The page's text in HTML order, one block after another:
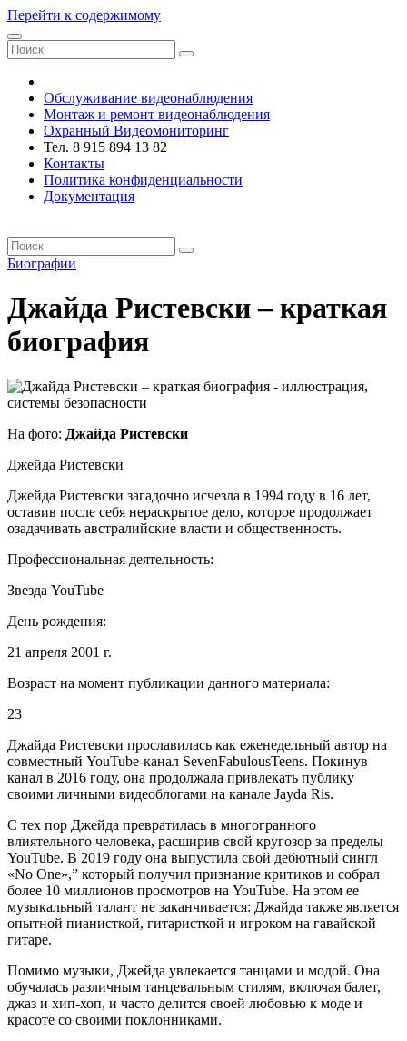
Перейти к содержимому
Обслуживание видеонаблюдения
Монтаж и ремонт видеонаблюдения
Охранный Видеомониторинг
Тел. 8 915 894 13 82
Контакты
Политика конфиденциальности
Документация
Биографии
Джайда Ристевски – краткая
биография
На фото: Джайда Ристевски
Джейда Ристевски
Джейда Ристевски загадочно исчезла в 1994 году в 16 лет,
оставив после себя нераскрытое дело, которое продолжает
озадачивать австралийские власти и общественность.
Профессиональная деятельность:
Звезда YouTube
День рождения:
21 апреля 2001 г.
Возраст на момент публикации данного материала:
23
Джайда Ристевски прославилась как еженедельный автор на
совместный YouTube-канал SevenFabulousTeens. Покинув
канал в 2016 году, она продолжала привлекать публику
своими личными видеоблогами на канале Jayda Ris.
С тех пор Джейда превратилась в многогранного
влиятельного человека, расширив свой кругозор за пределы
YouTube. В 2019 году она выпустила свой дебютный сингл
«No One»,” который получил признание критиков и собрал
более 10 миллионов просмотров на YouTube. На этом ее
музыкальный талант не заканчивается: Джайда также является
опытной пианисткой, гитаристкой и игроком на гавайской
гитаре.
Помимо музыки, Джейда увлекается танцами и модой. Она
обучалась различным танцевальным стилям, включая балет,
джаз и хип-хоп, и часто делится своей любовью к моде и
красоте со своими поклонниками.